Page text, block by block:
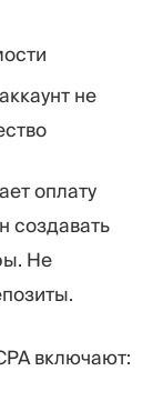
не
оплату
создавать
Не
включают: